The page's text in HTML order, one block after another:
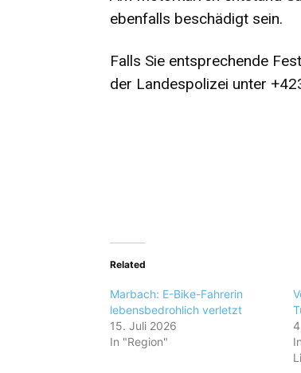
ebenfalls beschädigt sein.
Falls Sie entsprechende
der Landespolizei unter
Related
Marbach: E-Bike-Fahrerin
lebensbedrohlich verletzt
15. Juli 2026
In "Region"